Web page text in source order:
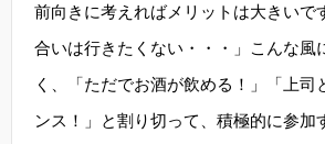
前向きに考えればメリットは大きいで
合いは行きたくない・・・」こんな風
く、「ただでお酒が飲める！」「上司
ンス！」と割り切って、積極的に参加